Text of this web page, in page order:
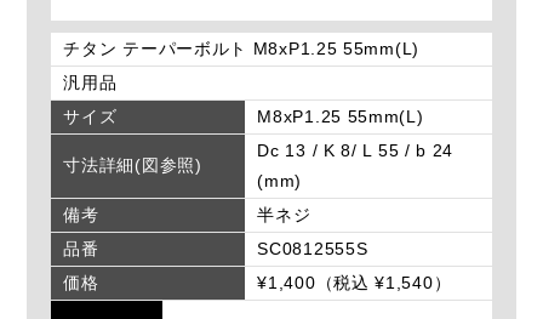
チタン テーパーボルト M8xP1.25 55mm(L)
汎用品
サイズ
M8xP1.25 55mm(L)
寸法詳細(図参照)
Dc 13 / K 8/ L 55 / b 24
(mm)
備考
半ネジ
品番
SC0812555S
価格
¥1,400（税込 ¥1,540）